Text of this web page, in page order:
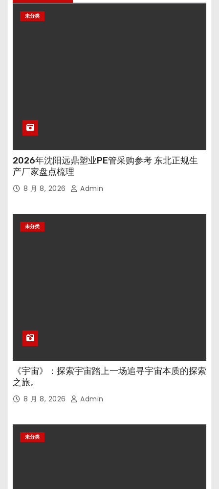
未分类
2026年沈阳远鼎塑业PE管采购参考 东北正规生
产厂家盘点梳理
8 月 8, 2026 Admin
未分类
《宇宙》：探索宇宙踏上一场追寻宇宙本质的探索
之旅。
8 月 8, 2026 Admin
未分类